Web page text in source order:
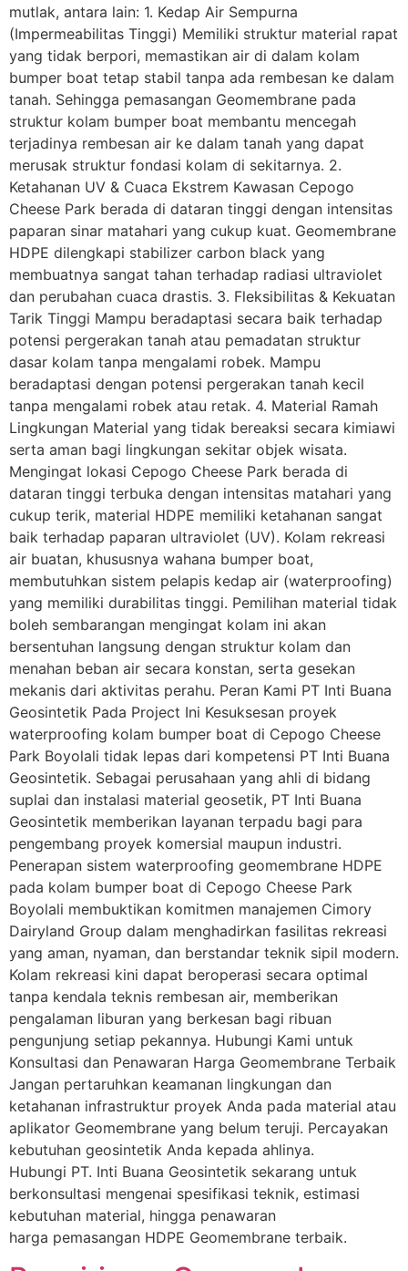
mutlak, antara lain: 1. Kedap Air Sempurna
(Impermeabilitas Tinggi) Memiliki struktur material rapat
yang tidak berpori, memastikan air di dalam kolam
bumper boat tetap stabil tanpa ada rembesan ke dalam
tanah. Sehingga pemasangan Geomembrane pada
struktur kolam bumper boat membantu mencegah
terjadinya rembesan air ke dalam tanah yang dapat
merusak struktur fondasi kolam di sekitarnya. 2.
Ketahanan UV & Cuaca Ekstrem Kawasan Cepogo
Cheese Park berada di dataran tinggi dengan intensitas
paparan sinar matahari yang cukup kuat. Geomembrane
HDPE dilengkapi stabilizer carbon black yang
membuatnya sangat tahan terhadap radiasi ultraviolet
dan perubahan cuaca drastis. 3. Fleksibilitas & Kekuatan
Tarik Tinggi Mampu beradaptasi secara baik terhadap
potensi pergerakan tanah atau pemadatan struktur
dasar kolam tanpa mengalami robek. Mampu
beradaptasi dengan potensi pergerakan tanah kecil
tanpa mengalami robek atau retak. 4. Material Ramah
Lingkungan Material yang tidak bereaksi secara kimiawi
serta aman bagi lingkungan sekitar objek wisata.
Mengingat lokasi Cepogo Cheese Park berada di
dataran tinggi terbuka dengan intensitas matahari yang
cukup terik, material HDPE memiliki ketahanan sangat
baik terhadap paparan ultraviolet (UV). Kolam rekreasi
air buatan, khususnya wahana bumper boat,
membutuhkan sistem pelapis kedap air (waterproofing)
yang memiliki durabilitas tinggi. Pemilihan material tidak
boleh sembarangan mengingat kolam ini akan
bersentuhan langsung dengan struktur kolam dan
menahan beban air secara konstan, serta gesekan
mekanis dari aktivitas perahu. Peran Kami PT Inti Buana
Geosintetik Pada Project Ini Kesuksesan proyek
waterproofing kolam bumper boat di Cepogo Cheese
Park Boyolali tidak lepas dari kompetensi PT Inti Buana
Geosintetik. Sebagai perusahaan yang ahli di bidang
suplai dan instalasi material geosetik, PT Inti Buana
Geosintetik memberikan layanan terpadu bagi para
pengembang proyek komersial maupun industri.
Penerapan sistem waterproofing geomembrane HDPE
pada kolam bumper boat di Cepogo Cheese Park
Boyolali membuktikan komitmen manajemen Cimory
Dairyland Group dalam menghadirkan fasilitas rekreasi
yang aman, nyaman, dan berstandar teknik sipil modern.
Kolam rekreasi kini dapat beroperasi secara optimal
tanpa kendala teknis rembesan air, memberikan
pengalaman liburan yang berkesan bagi ribuan
pengunjung setiap pekannya. Hubungi Kami untuk
Konsultasi dan Penawaran Harga Geomembrane Terbaik
Jangan pertaruhkan keamanan lingkungan dan
ketahanan infrastruktur proyek Anda pada material atau
aplikator Geomembrane yang belum teruji. Percayakan
kebutuhan geosintetik Anda kepada ahlinya.
Hubungi PT. Inti Buana Geosintetik sekarang untuk
berkonsultasi mengenai spesifikasi teknik, estimasi
kebutuhan material, hingga penawaran
harga pemasangan HDPE Geomembrane terbaik.